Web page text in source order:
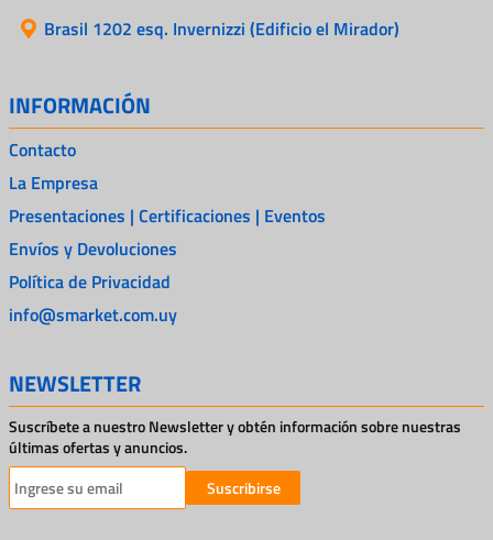
Brasil 1202 esq. Invernizzi (Edificio el Mirador)
INFORMACIÓN
Contacto
La Empresa
Presentaciones | Certificaciones | Eventos
Envíos y Devoluciones
Política de Privacidad
info@smarket.com.uy
NEWSLETTER
Suscríbete a nuestro Newsletter y obtén información sobre nuestras
últimas ofertas y anuncios.
Suscribirse